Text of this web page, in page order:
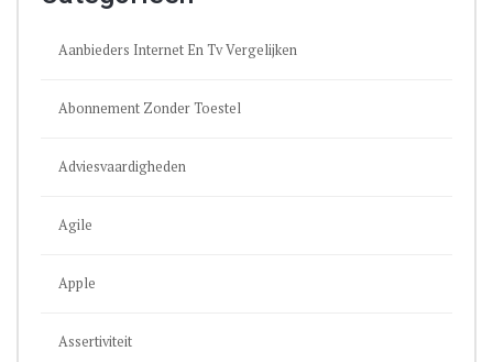
Aanbieders Internet En Tv Vergelijken
Abonnement Zonder Toestel
Adviesvaardigheden
Agile
Apple
Assertiviteit